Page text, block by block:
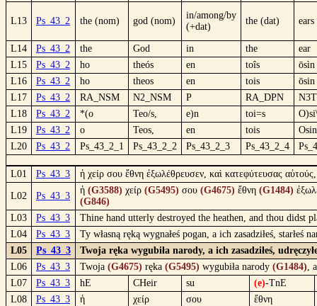
L13 Ps_43_2 the (nom) god (nom)
in/among/by
(+dat)
the (dat)
L14 Ps_43_2 the God in the
ear
L15
Ps_43_2 ho theós en toîs
ōsìn
L16
Ps_43_2 ho theos en tois
ōsin
L17
Ps_43_2 RA_NSM N2_NSM P RA_DPN
L18
Ps_43_2 *(o Teo/s, e)n toi=s
L19
Ps_43_2 o Teos, en tois
Osin
L20
Ps_43_2 Ps_43_2_1 Ps_43_2_2 Ps_43_2_3 Ps_43_2_4
L01 Ps_43_3 ἡ χείρ σου ἔθνη ἐξωλέθρευσεν, καὶ κατεφύτευσας
L02 Ps_43_3
ἡ (G3588) χείρ (G5495) σου (G4675) ἔθνη (G1484)
(G846)
L03
Ps_43_3
Thine hand utterly destroyed the heathen, and thou didst
L04
Ps_43_3
Ty własną ręką wygnałeś pogan, a ich zasadziłeś, starłeś
L05
Ps_43_3
Twoja ręka wygubiła narody, a ich zasadziłeś,
L06
Ps_43_3 Twoja (G4675) ręka (G5495) wygubiła narody (G1484),
L07
Ps_43_3 hE CHeir su (e)-TnE
L08
Ps_43_3 ἡ χείρ σου
ἔθνη